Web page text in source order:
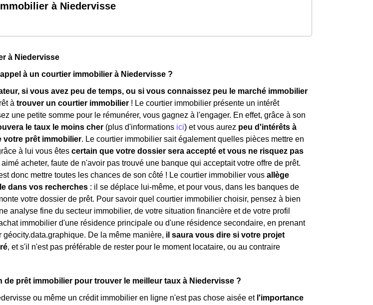
à Niedervisse
à Niedervisse
à un courtier immobilier à Niedervisse ?
si vous avez peu de temps, ou si vous connaissez peu le marché immobilier
à trouver un courtier immobilier ! Le courtier immobilier présente un intérêt
une petite somme pour le rémunérer, vous gagnez à l'engager. En effet, grâce à son
le taux le moins cher (plus d'informations ici) et vous aurez peu d'intérêts à
votre prêt immobilier. Le courtier immobilier sait également quelles pièces mettre en
à lui vous êtes certain que votre dossier sera accepté et vous ne risquez pas
acheter, faute de n'avoir pas trouvé une banque qui acceptait votre offre de prêt.
donc mettre toutes les chances de son côté ! Le courtier immobilier vous allège
dans vos recherches : il se déplace lui-même, et pour vous, dans les banques de
votre dossier de prêt. Pour savoir quel courtier immobilier choisir, pensez à bien
analyse fine du secteur immobilier, de votre situation financière et de votre profil
immobilier d'une résidence principale ou d'une résidence secondaire, en prenant
De la même manière, il saura vous dire si votre projet
, et s'il n'est pas préférable de rester pour le moment locataire, ou au contraire
prêt immobilier pour trouver le meilleur taux à Niedervisse ?
ou même un crédit immobilier en ligne n'est pas chose aisée et l'importance